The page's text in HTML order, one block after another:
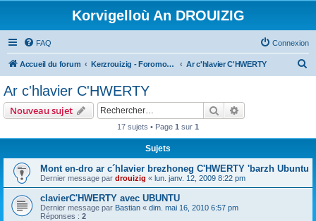
Korvigelloù An DROUIZIG
FAQ Connexion
Accueil du forum Kerzrouizig - Foromoù An Drouizig Ar c'hlavier C'HWERTY
Ar c'hlavier C'HWERTY
Nouveau sujet Rechercher
17 sujets • Page 1 sur 1
Sujets
Mont en-dro ar c´hlavier brezhoneg C'HWERTY 'barzh Ubuntu
Dernier message par drouizig « lun. janv. 12, 2009 8:22 pm
clavierC'HWERTY avec UBUNTU
Dernier message par Bastian « dim. mai 16, 2010 6:57 pm
Réponses : 2